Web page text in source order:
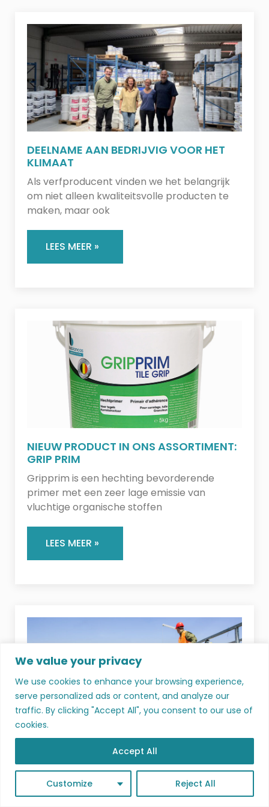
We value your privacy
We use cookies to enhance your browsing experience,
serve personalized ads or content, and analyze our
traffic. By clicking "Accept All", you consent to our use of
cookies.
Customize Reject All
Accept All
DEELNAME AAN BEDRIJVIG VOOR HET
KLIMAAT
Als verfproducent vinden we het belangrijk
om niet alleen kwaliteitsvolle producten te
maken, maar ook
LEES MEER »
NIEUW PRODUCT IN ONS ASSORTIMENT:
GRIP PRIM
Gripprim is een hechting bevorderende
primer met een zeer lage emissie van
vluchtige organische stoffen
LEES MEER »
DEELNAME AAN HET PROJECT ‘LEREND
NETWERK WATER’
Van Lerend Netwerk naar Blue Deal In 2020
startte sectorfederatie Essenscia